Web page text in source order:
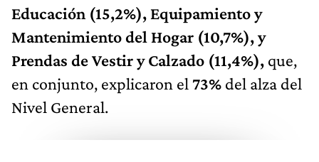
Educación (15,2%), Equipamiento y
Mantenimiento del Hogar (10,7%), y
Prendas de Vestir y Calzado (11,4%), que,
en conjunto, explicaron el 73% del alza del
Nivel General.